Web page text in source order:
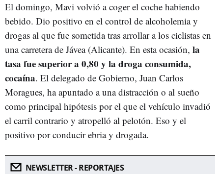
El domingo, Mavi volvió a coger el coche habiendo
bebido. Dio positivo en el control de alcoholemia y
drogas al que fue sometida tras arrollar a los ciclistas en
una carretera de Jávea (Alicante). En esta ocasión, la
tasa fue superior a 0,80 y la droga consumida,
cocaína. El delegado de Gobierno, Juan Carlos
Moragues, ha apuntado a una distracción o al sueño
como principal hipótesis por el que el vehículo invadió
el carril contrario y atropelló al pelotón. Eso y el
positivo por conducir ebria y drogada.
NEWSLETTER - REPORTAJES